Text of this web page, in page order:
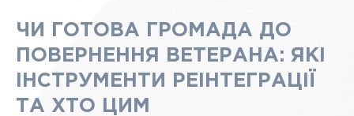
ЧИ ГОТОВА ГРОМАДА ДО
ПОВЕРНЕННЯ ВЕТЕРАНА: ЯКІ
ІНСТРУМЕНТИ РЕІНТЕГРАЦІЇ
ТА ХТО ЦИМ